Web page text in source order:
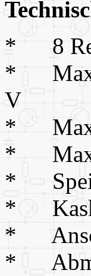
* 8
*
V
*
*
*
*
*
*